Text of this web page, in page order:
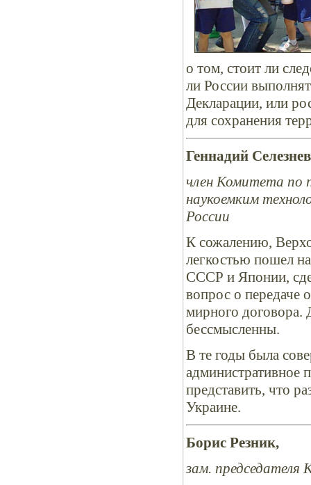
о том, стоит ли
ли России
Декларации, или
для сохранения
Геннадий
член Комитета по
наукоемким
России
К сожалению,
легкостью пошел
СССР и Японии,
вопрос о передаче
мирного договора.
бессмысленны.
В те годы была
административное
представить, что
Украине.
Борис Резник,
зам.